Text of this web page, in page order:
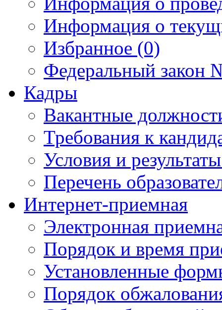
Информация о
Избранное (0)
Федеральный закон
Кадры
Вакантные
Требования к
Условия и
Перечень
Интернет-приемная
Электронная
Порядок и время
Установленные
Порядок